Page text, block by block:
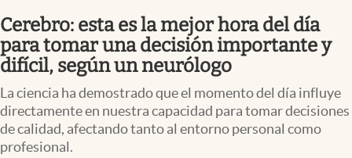
Cerebro: esta es la mejor hora del día
para tomar una decisión importante y
difícil, según un neurólogo
La ciencia ha demostrado que el momento del día influye
directamente en nuestra capacidad para tomar decisiones
de calidad, afectando tanto al entorno personal como
profesional.